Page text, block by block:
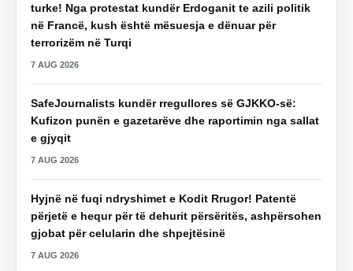
turke! Nga protestat kundër Erdoganit te azili politik
në Francë, kush është mësuesja e dënuar për
terrorizëm në Turqi
7 AUG 2026
SafeJournalists kundër rregullores së GJKKO-së:
Kufizon punën e gazetarëve dhe raportimin nga sallat
e gjyqit
7 AUG 2026
Hyjnë në fuqi ndryshimet e Kodit Rrugor! Patentë
përjetë e hequr për të dehurit përsëritës, ashpërsohen
gjobat për celularin dhe shpejtësinë
7 AUG 2026